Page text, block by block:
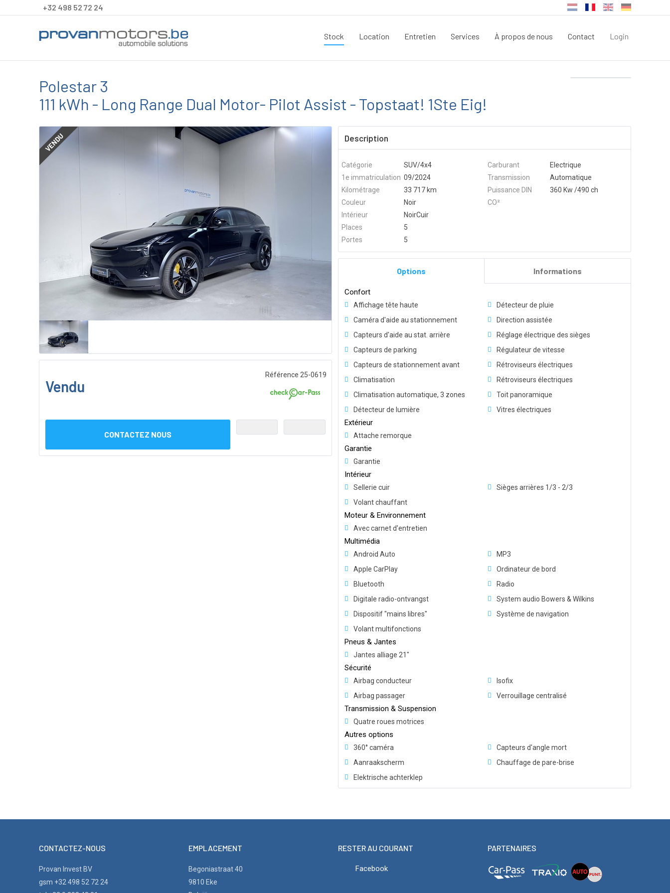
+32 498 52 72 24
Stock Location Entretien Services À propos de nous Contact Login
Polestar 3
111 kWh - Long Range Dual Motor- Pilot Assist - Topstaat! 1Ste Eig!
VENDU
Référence 25-0619
Vendu
CONTACTEZ NOUS
Description
Catégorie
SUV/4x4
1e immatriculation 09/2024
Kilométrage
33 717 km
Couleur
Noir
Intérieur
NoirCuir
Places
5
Portes
5
Carburant
Electrique
Transmission
Automatique
Puissance DIN
360 Kw /490 ch
CO²
Options Informations
Confort
Affichage tête haute
Caméra d'aide au stationnement
Capteurs d'aide au stat. arrière
Capteurs de parking
Capteurs de stationnement avant
Climatisation
Climatisation automatique, 3 zones
Détecteur de lumière
Détecteur de pluie
Direction assistée
Réglage électrique des sièges
Régulateur de vitesse
Rétroviseurs électriques
Rétroviseurs électriques
Toit panoramique
Vitres électriques
Extérieur
Attache remorque
Garantie
Garantie
Intérieur
Sellerie cuir
Volant chauffant
Sièges arrières 1/3 - 2/3
Moteur & Environnement
Avec carnet d'entretien
Multimédia
Android Auto
Apple CarPlay
Bluetooth
Digitale radio-ontvangst
Dispositif "mains libres"
Volant multifonctions
MP3
Ordinateur de bord
Radio
System audio Bowers & Wilkins
Système de navigation
Pneus & Jantes
Jantes alliage 21"
Sécurité
Airbag conducteur
Airbag passager
Isofix
Verrouillage centralisé
Transmission & Suspension
Quatre roues motrices
Autres options
360° caméra
Aanraakscherm
Elektrische achterklep
Capteurs d'angle mort
Chauffage de pare-brise
CONTACTEZ-NOUS
Provan Invest BV
gsm +32 498 52 72 24
EMPLACEMENT
Begoniastraat 40
9810 Eke
RESTER AU COURANT
Facebook
PARTENAIRES